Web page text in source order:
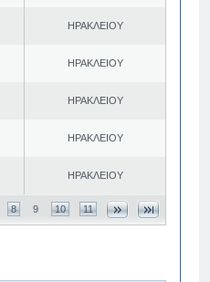
ΗΡΑΚΛΕΙΟΥ
ΗΡΑΚΛΕΙΟΥ
ΗΡΑΚΛΕΙΟΥ
ΗΡΑΚΛΕΙΟΥ
ΗΡΑΚΛΕΙΟΥ
8 9 10 11